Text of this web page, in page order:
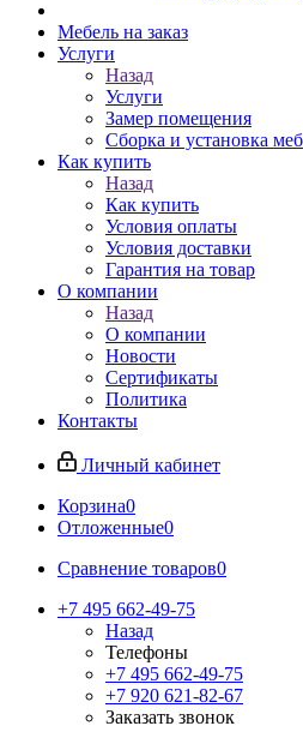
Мебель на заказ
Услуги
Назад
Услуги
Замер помещения
Сборка и установка
Как купить
Назад
Как купить
Условия оплаты
Условия доставки
Гарантия на товар
О компании
Назад
О компании
Новости
Сертификаты
Политика
Контакты
Личный кабинет
Корзина0
Отложенные0
Сравнение товаров0
+7 495 662-49-75
Назад
Телефоны
+7 495 662-49-75
+7 920 621-82-67
Заказать звонок